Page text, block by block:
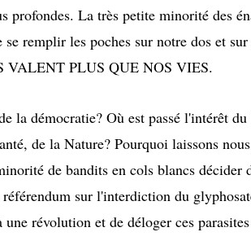
profondes. La très petite minorité des
se remplir les poches sur notre dos et
VALENT PLUS QUE NOS VIES.
la démocratie? Où est passé l'intérêt
de la Nature? Pourquoi laissons
de bandits en cols blancs décider
sur l'interdiction du
une révolution et de déloger ces